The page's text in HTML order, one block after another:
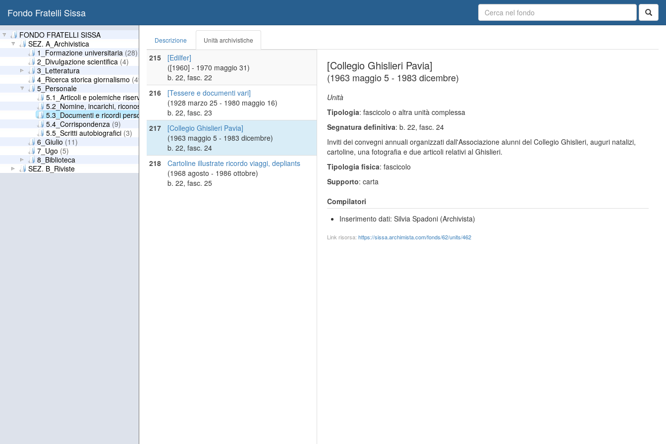
Fondo Fratelli Sissa
FONDO FRATELLI SISSA
SEZ. A_Archivistica
1_Formazione universitaria (28)
2_Divulgazione scientifica (4)
3_Letteratura
4_Ricerca storica giornalismo (49)
5_Personale
5.1_Articoli e polemiche riservate (2)
5.2_Nomine, incarichi, riconoscimenti
(19)
5.3_Documenti e ricordi personali
5.4_Corrispondenza (9)
5.5_Scritti autobiografici (3)
6_Giulio (11)
7_Ugo (5)
8_Biblioteca
SEZ. B_Riviste
Descrizione Unità archivistiche
215
[Edilfer]
([1960] - 1970 maggio 31)
b. 22, fasc. 22
216
[Tessere e documenti vari]
(1928 marzo 25 - 1980 maggio 16)
b. 22, fasc. 23
217
[Collegio Ghislieri Pavia]
(1963 maggio 5 - 1983 dicembre)
b. 22, fasc. 24
218
Cartoline illustrate ricordo viaggi, depliants
(1968 agosto - 1986 ottobre)
b. 22, fasc. 25
[Collegio Ghislieri Pavia]
(1963 maggio 5 - 1983 dicembre)
Unità
Tipologia: fascicolo o altra unità complessa
Segnatura definitiva: b. 22, fasc. 24
Inviti dei convegni annuali organizzati dall'Associazione alunni del Collegio Ghislieri, auguri natalizi,
cartoline, una fotografia e due articoli relativi al Ghislieri.
Tipologia fisica: fascicolo
Supporto: carta
Compilatori
Inserimento dati: Silvia Spadoni (Archivista)
Link risorsa:https://sissa.archimista.com/fonds/62/units/462